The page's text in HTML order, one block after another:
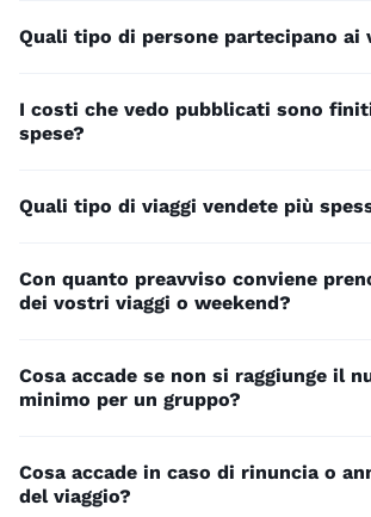
Quali tipo di persone partecipano ai
I costi che vedo pubblicati sono
spese?
Quali tipo di viaggi vendete più
Con quanto preavviso conviene
dei vostri viaggi o weekend?
Cosa accade se non si raggiunge il
minimo per un gruppo?
Cosa accade in caso di rinuncia o
del viaggio?